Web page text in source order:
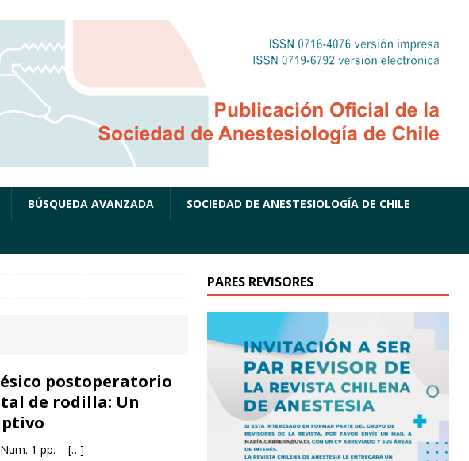
BÚSQUEDA AVANZADA SOCIEDAD DE ANESTESIOLOGÍA DE CHILE
postoperatorio
de rodilla: Un
1 pp. – […]
PARES REVISORES